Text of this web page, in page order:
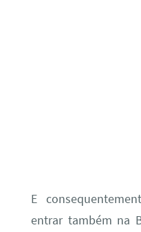
E
entrar também na